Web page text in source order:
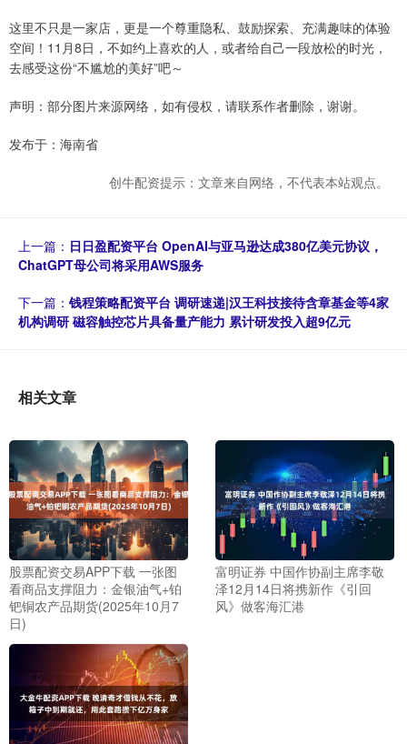
这里不只是一家店，更是一个尊重隐私、鼓励探索、充满趣味的体验
空间！11月8日，不如约上喜欢的人，或者给自己一段放松的时光，
去感受这份“不尴尬的美好”吧～
声明：部分图片来源网络，如有侵权，请联系作者删除，谢谢。
发布于：海南省
创牛配资提示：文章来自网络，不代表本站观点。
上一篇： 日日盈配资平台 OpenAI与亚马逊达成380亿美元协议，
ChatGPT母公司将采用AWS服务
下一篇： 钱程策略配资平台 调研速递|汉王科技接待含章基金等4家
机构调研 磁容触控芯片具备量产能力 累计研发投入超9亿元
相关文章
股票配资交易APP下载 一张图
看商品支撑阻力：金银油气+铂
钯铜农产品期货(2025年10月7
日)
富明证券 中国作协副主席李敬
泽12月14日将携新作《引回
风》做客海汇港